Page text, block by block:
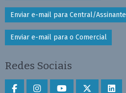
Enviar e-mail para Central/Assinante
Enviar e-mail para o Comercial
Redes Sociais